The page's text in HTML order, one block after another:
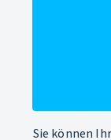
Sie können